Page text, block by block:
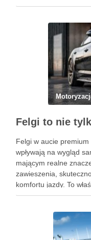
911. Podobne wpisy
Felgi w aucie
wpływają na wygląd
mającym realne
zawieszenia,
komfortu jazdy. To
sprowadzać się